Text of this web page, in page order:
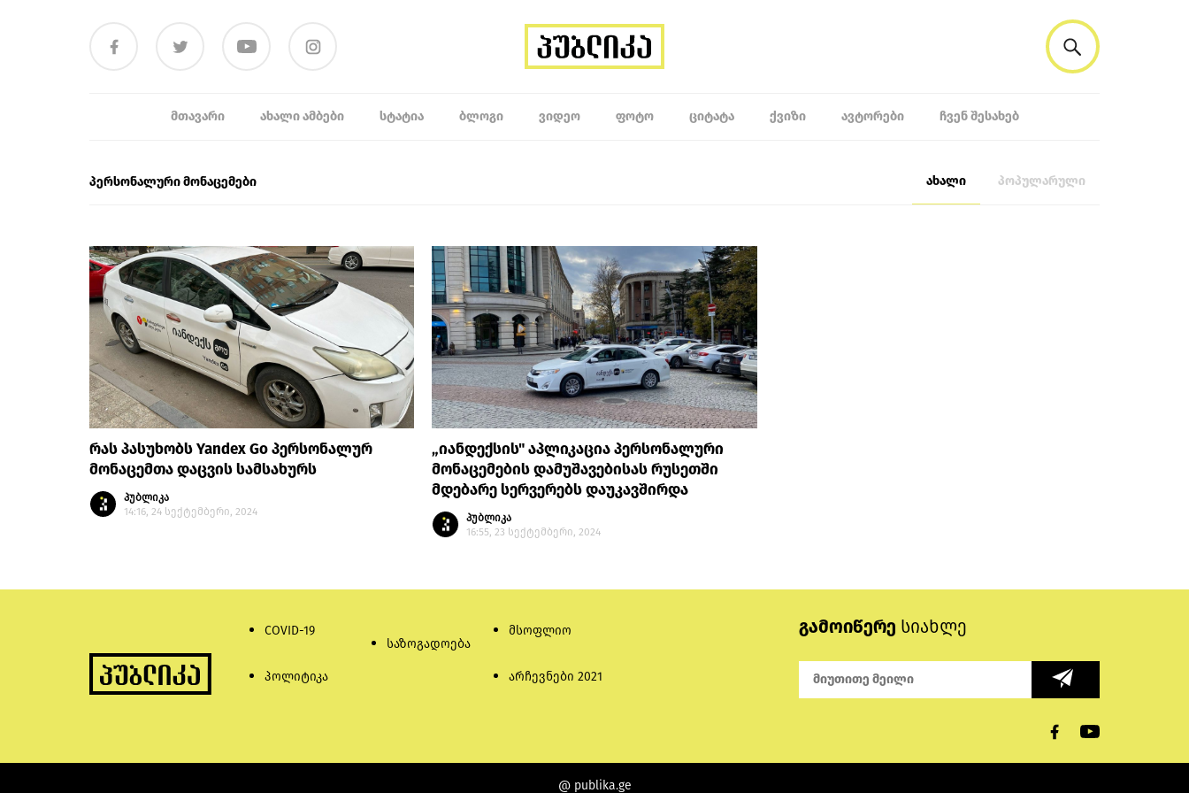
ᲛᲗᲐᲕᲐᲠᲘ ᲐᲮᲐᲚᲘ ᲐᲛᲑᲔᲑᲘ ᲡᲢᲐᲢᲘᲐ ᲑᲚᲝᲒᲘ ᲕᲘᲓᲔᲝ ᲤᲝᲢᲝ ᲪᲘᲢᲐᲢᲐ ᲥᲕᲘᲖᲘ ᲐᲕᲢᲝᲠᲔᲑᲘ ᲩᲕᲔᲜ ᲨᲔᲡᲐᲮᲔᲑ
პერსონალური მონაცემები ახალი პოპულარული
რას პასუხობს Yandex Go პერსონალურ
მონაცემთა დაცვის სამსახურს
პუბლიკა
14:16, 24 სექტემბერი, 2024
„იანდექსის" აპლიკაცია პერსონალური
მონაცემების დამუშავებისას რუსეთში
მდებარე სერვერებს დაუკავშირდა
პუბლიკა
16:55, 23 სექტემბერი, 2024
COVID-19
პოლიტიკა
საზოგადოება
მსოფლიო
არჩევნები 2021
გამოიწერე სიახლე
@ publika.ge